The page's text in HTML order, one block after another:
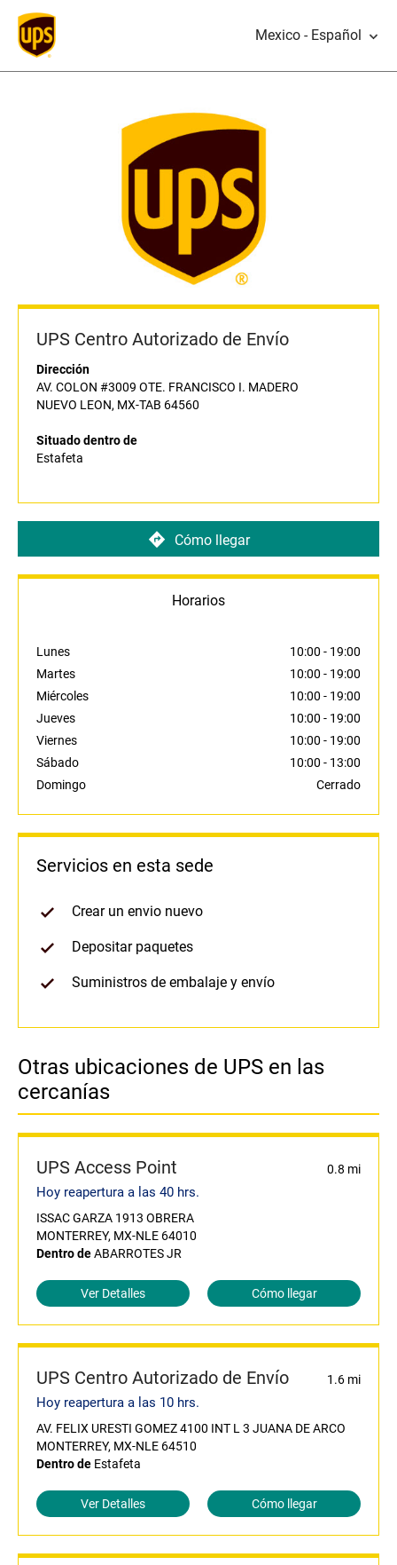
Mexico - Español
UPS Centro Autorizado de Envío
Dirección
AV. COLON #3009 OTE. FRANCISCO I. MADERO
NUEVO LEON, MX-TAB 64560
Situado dentro de
Estafeta
Cómo llegar
Horarios
Lunes 10:00 - 19:00
Martes
10:00 - 19:00
Miércoles
10:00 - 19:00
Jueves
10:00 - 19:00
Viernes
10:00 - 19:00
Sábado
10:00 - 13:00
Domingo
Cerrado
Servicios en esta sede
Crear un envio nuevo
Depositar paquetes
Suministros de embalaje y envío
Otras ubicaciones de UPS en las
cercanías
UPS Access Point 0.8 mi
Hoy reapertura a las 40 hrs.
ISSAC GARZA 1913 OBRERA
MONTERREY, MX-NLE 64010
Dentro deABARROTES JR
Ver Detalles Cómo llegar
UPS Centro Autorizado de Envío 1.6 mi
Hoy reapertura a las 10 hrs.
AV. FELIX URESTI GOMEZ 4100 INT L 3 JUANA DE ARCO
MONTERREY, MX-NLE 64510
Dentro de Estafeta
Ver Detalles Cómo llegar